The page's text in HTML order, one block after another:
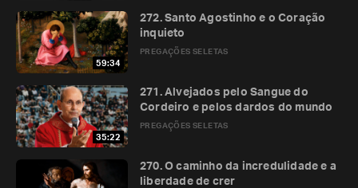
59:34
PREGAÇÕES SELETAS
272. Santo Agostinho e o Coração
inquieto
35:22
PREGAÇÕES SELETAS
271. Alvejados pelo Sangue do
Cordeiro e pelos dardos do mundo
270. O caminho da incredulidade e a
liberdade de crer